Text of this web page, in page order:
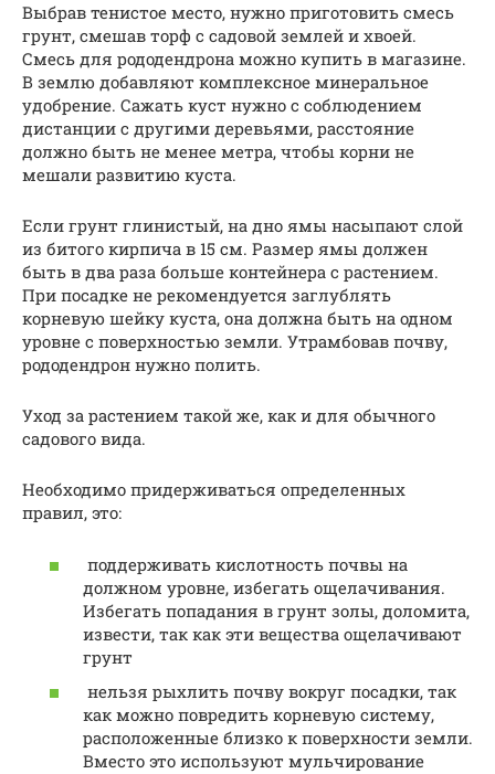
Выбрав тенистое место, нужно приготовить смесь
грунт, смешав торф с садовой землей и хвоей.
Смесь для рододендрона можно купить в магазине.
В землю добавляют комплексное минеральное
удобрение. Сажать куст нужно с соблюдением
дистанции с другими деревьями, расстояние
должно быть не менее метра, чтобы корни не
мешали развитию куста.
Если грунт глинистый, на дно ямы насыпают слой
из битого кирпича в 15 см. Размер ямы должен
быть в два раза больше контейнера с растением.
При посадке не рекомендуется заглублять
корневую шейку куста, она должна быть на одном
уровне с поверхностью земли. Утрамбовав почву,
рододендрон нужно полить.
Уход за растением такой же, как и для обычного
садового вида.
Необходимо придерживаться определенных
правил, это:
поддерживать кислотность почвы на
должном уровне, избегать ощелачивания.
Избегать попадания в грунт золы, доломита,
извести, так как эти вещества ощелачивают
грунт
нельзя рыхлить почву вокруг посадки, так
как можно повредить корневую систему,
расположенные близко к поверхности земли.
Вместо это используют мульчирование